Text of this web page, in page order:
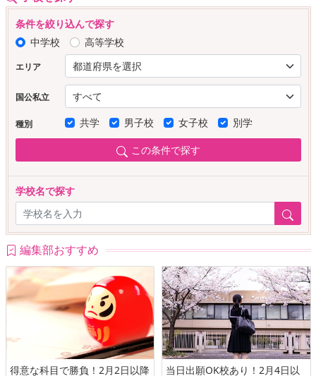
条件を絞り込んで探す
中学校
高等学校
エリア
国公私立
種別 共学 男子校 女子校 別学
この条件で探す
学校名で探す
編集部おすすめ
得意な科目で勝負！2月2日以降 当日出願OK校あり！2月4日以